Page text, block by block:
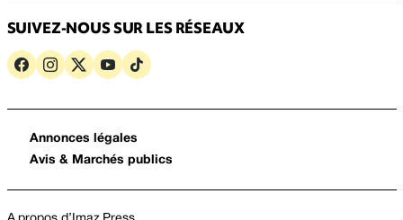
SUIVEZ-NOUS SUR LES RÉSEAUX
Annonces légales
Avis & Marchés publics